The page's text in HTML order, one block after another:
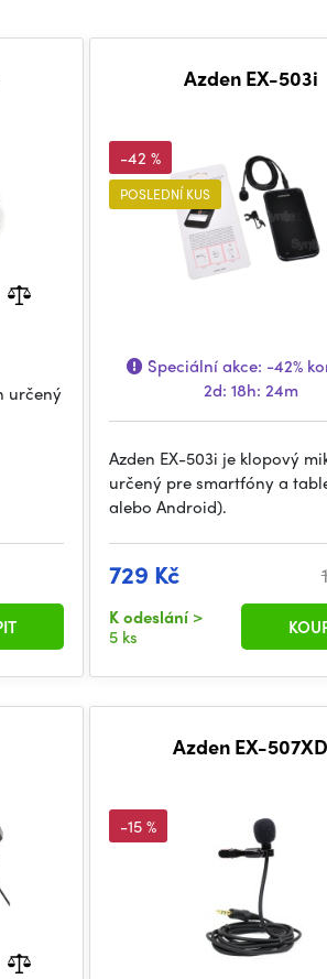
určený
Azden EX-503i
-42 %
POSLEDNÍ KUS
Speciální akce: -42%
2d: 18h: 24m
Azden EX-503i je klopový
určený pre smartfóny a
alebo Android).
729 Kč
K odeslání >
5 ks
Azden EX-
-15 %